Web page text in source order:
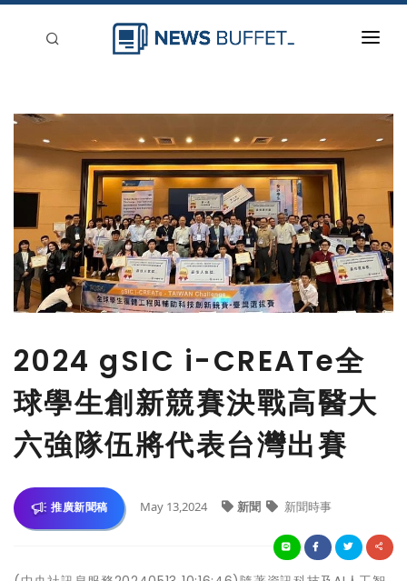
新聞稿分類
刊登
2024 gSIC i-CREATe全
球學生創新競賽決戰高醫大
六強隊伍將代表台灣出賽
推廣新聞稿 May 13,2024 新聞 新聞時事